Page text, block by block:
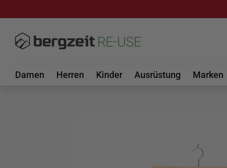
Damen Herren Kinder Ausrüstung Marken